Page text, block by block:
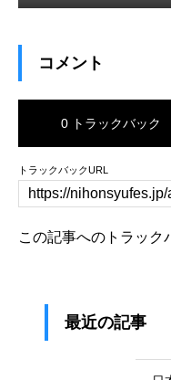
コメント
0 トラックバック
トラックバックURL
この記事へのトラック
最近の記事